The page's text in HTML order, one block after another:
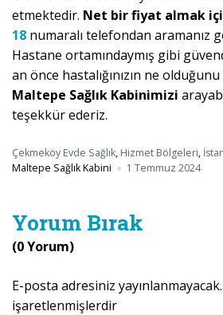
etmektedir. Net bir fiyat almak
18 numaralı telefondan aramanız
Hastane ortamındaymış gibi
an önce hastalığınızın ne
Maltepe Sağlık Kabinimizi
teşekkür ederiz.
Çekmeköy Evde Sağlık, Hizmet Bölgeleri,
Maltepe Sağlık Kabini
1 Temmuz 2024
Yorum Bırak
(0 Yorum)
E-posta adresiniz yayınlanmayacak.
işaretlenmişlerdir